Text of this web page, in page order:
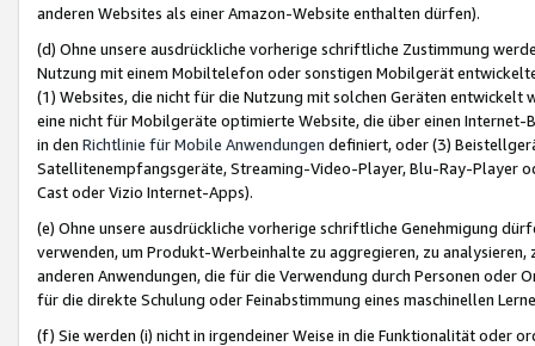
anderen Websites als einer Amazon-Website enthalten dürfen).
(d) Ohne unsere ausdrückliche vorherige schriftliche Zustimmung
Nutzung mit einem Mobiltelefon oder sonstigen Mobilgerät
(1) Websites, die nicht für die Nutzung mit solchen Geräten
eine nicht für Mobilgeräte optimierte Website, die über einen
in den Richtlinie für Mobile Anwendungen definiert, oder (3)
Satellitenempfangsgeräte, Streaming-Video-Player, Blu-Ray-Player
Cast oder Vizio Internet-Apps).
(e) Ohne unsere ausdrückliche vorherige schriftliche Genehmigung
verwenden, um Produkt-Werbeinhalte zu aggregieren, zu
anderen Anwendungen, die für die Verwendung durch Personen
für die direkte Schulung oder Feinabstimmung eines maschinellen
(f) Sie werden (i) nicht in irgendeiner Weise in die Funktionalität oder